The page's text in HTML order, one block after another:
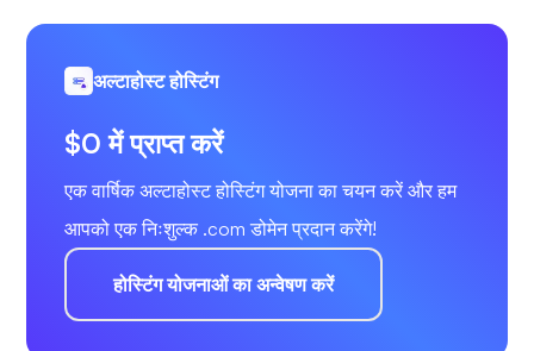
अल्टाहोस्ट होस्टिंग
$0 में प्राप्त करें
एक वार्षिक अल्टाहोस्ट होस्टिंग योजना का चयन करें और हम
आपको एक निःशुल्क .com डोमेन प्रदान करेंगे!
होस्टिंग योजनाओं का अन्वेषण करें